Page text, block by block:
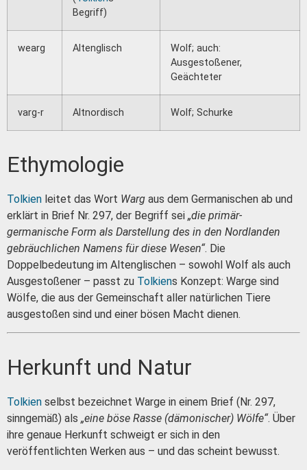
Begriff)
wearg Altenglisch
Wolf; auch:
Ausgestoßener,
Geächteter
varg-r Altnordisch Wolf; Schurke
Ethymologie
Tolkien leitet das Wort Warg aus dem Germanischen ab und
erklärt in Brief Nr. 297, der Begriff sei „die primär-
germanische Form als Darstellung des in den Nordlanden
gebräuchlichen Namens für diese Wesen“. Die
Doppelbedeutung im Altenglischen – sowohl Wolf als auch
Ausgestoßener – passt zu Tolkiens Konzept: Warge sind
Wölfe, die aus der Gemeinschaft aller natürlichen Tiere
ausgestoßen sind und einer bösen Macht dienen.
Herkunft und Natur
Tolkien selbst bezeichnet Warge in einem Brief (Nr. 297,
sinngemäß) als „eine böse Rasse (dämonischer) Wölfe“. Über
ihre genaue Herkunft schweigt er sich in den
veröffentlichten Werken aus – und das scheint bewusst.